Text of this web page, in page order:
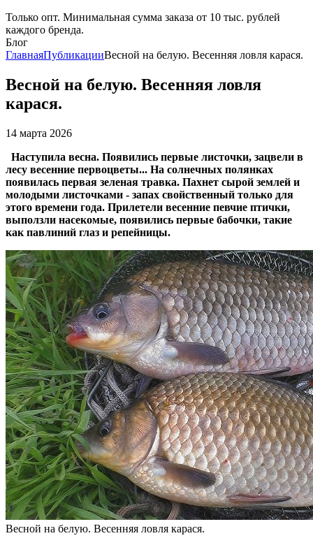
Только опт. Минимальная сумма заказа от 10 тыс. рублей
каждого бренда.
Блог
ГлавнаяПубликацииВесной на белую. Весенняя ловля карася.
Весной на белую. Весенняя ловля
карася.
14 марта 2026
Наступила весна. Появились первые листочки, зацвели в
лесу весенние первоцветы... На солнечных полянках
появилась первая зеленая травка. Пахнет сырой землей и
молодыми листочками - запах свойственный только для
этого времени года. Прилетели весенние певчие птички,
выползли насекомые, появились первые бабочки, такие
как павлиний глаз и репейницы.
Весной на белую. Весенняя ловля карася.